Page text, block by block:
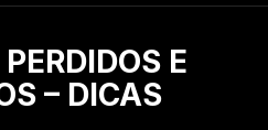
E
– DICAS